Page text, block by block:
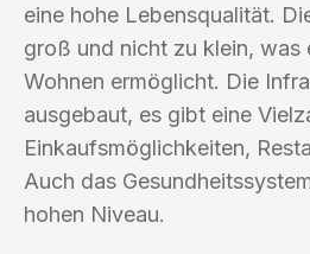
eine hohe Lebensqualität.
groß und nicht zu klein, was
Wohnen ermöglicht. Die
ausgebaut, es gibt eine
Einkaufsmöglichkeiten,
Auch das
hohen Niveau.